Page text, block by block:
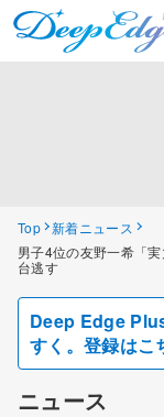
Top 新着ニュース
男子4位の友野一希「
台逃す
Deep Edge
すく。登録はこ
ニュース